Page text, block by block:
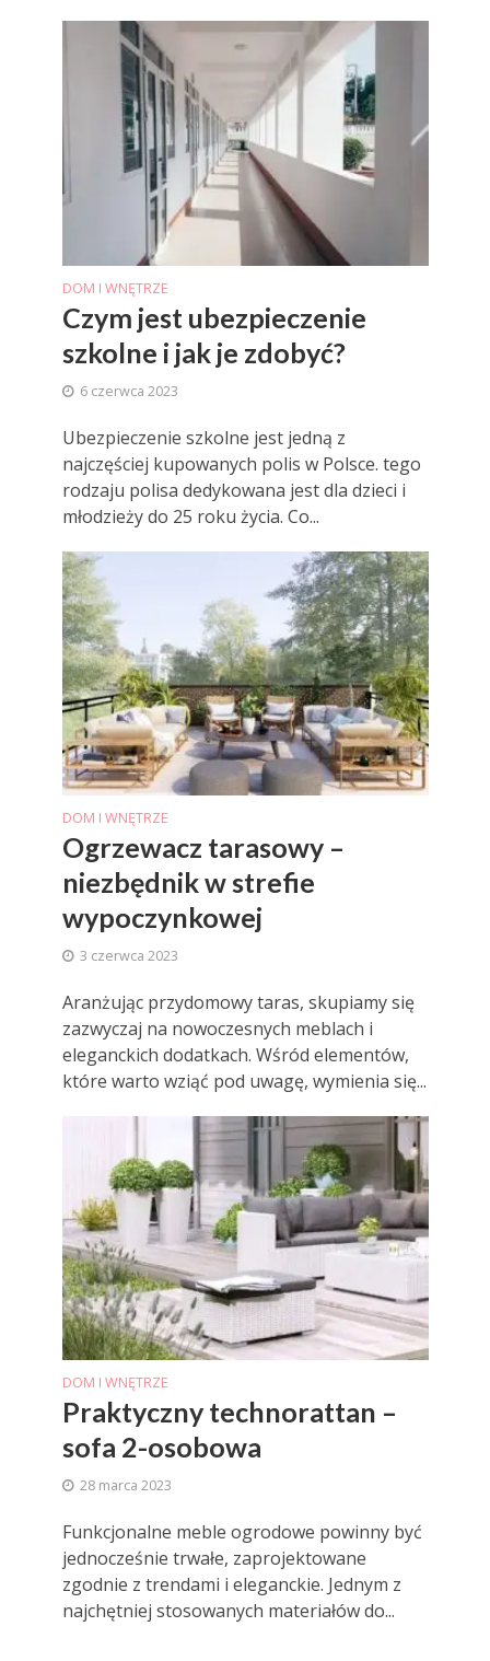
DOM I WNĘTRZE
Czym jest ubezpieczenie
szkolne i jak je zdobyć?
6 czerwca 2023
Ubezpieczenie szkolne jest jedną z
najczęściej kupowanych polis w Polsce. tego
rodzaju polisa dedykowana jest dla dzieci i
młodzieży do 25 roku życia. Co...
DOM I WNĘTRZE
Ogrzewacz tarasowy –
niezbędnik w strefie
wypoczynkowej
3 czerwca 2023
Aranżując przydomowy taras, skupiamy się
zazwyczaj na nowoczesnych meblach i
eleganckich dodatkach. Wśród elementów,
które warto wziąć pod uwagę, wymienia się...
DOM I WNĘTRZE
Praktyczny technorattan –
sofa 2-osobowa
28 marca 2023
Funkcjonalne meble ogrodowe powinny być
jednocześnie trwałe, zaprojektowane
zgodnie z trendami i eleganckie. Jednym z
najchętniej stosowanych materiałów do...